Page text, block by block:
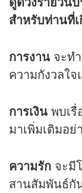
สำหรับท่านที่
การงาน จะท
ความกังวลใจ
การเงิน พบเ
มาเพิ่มเติมอย่
ความรัก จะมี
สานสัมพันธ์กั